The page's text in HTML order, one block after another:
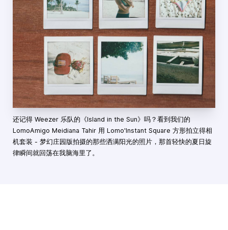
还记得 Weezer 乐队的《Island in the Sun》吗？看到我们的
LomoAmigo Meidiana Tahir 用 Lomo'Instant Square 方形拍立得相
机套装 - 梦幻庄园版拍摄的那些洒满阳光的照片，那首轻快的夏日旋
律瞬间就回荡在我脑海里了。